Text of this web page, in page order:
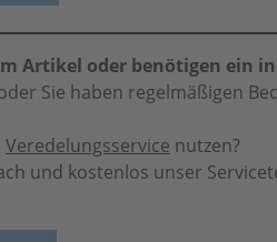
Artikel oder benötigen ein
Sie haben regelmäßigen
Veredelungsservice nutzen?
und kostenlos unser